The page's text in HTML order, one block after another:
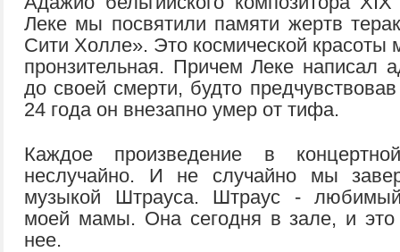
Леке мы посвятили памяти жертв
Сити Холле». Это космической красоты
пронзительная. Причем Леке написал
до своей смерти, будто
24 года он внезапно умер от тифа.
Каждое произведение в
неслучайно. И не случайно мы
музыкой Штрауса. Штраус - любимый
моей мамы. Она сегодня в зале, и это
нее.